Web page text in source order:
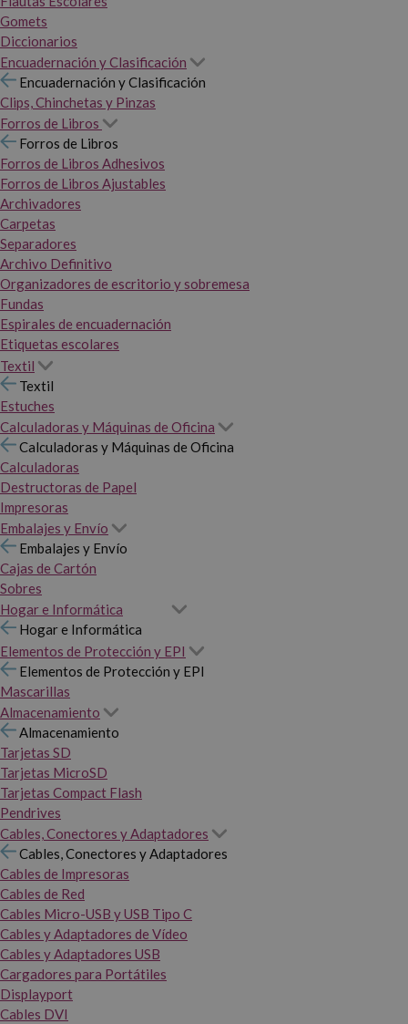
Gomets
Diccionarios
Encuadernación y Clasificación
Encuadernación y Clasificación
Clips, Chinchetas y Pinzas
Forros de Libros
Forros de Libros
Forros de Libros Adhesivos
Forros de Libros Ajustables
Archivadores
Carpetas
Separadores
Archivo Definitivo
Organizadores de escritorio y sobremesa
Fundas
Espirales de encuadernación
Etiquetas escolares
Textil
Textil
Estuches
Calculadoras y Máquinas de Oficina
Calculadoras y Máquinas de Oficina
Calculadoras
Destructoras de Papel
Impresoras
Embalajes y Envío
Embalajes y Envío
Cajas de Cartón
Sobres
Hogar e Informática
Hogar e Informática
Elementos de Protección y EPI
Elementos de Protección y EPI
Mascarillas
Almacenamiento
Almacenamiento
Tarjetas SD
Tarjetas MicroSD
Tarjetas Compact Flash
Pendrives
Cables, Conectores y Adaptadores
Cables, Conectores y Adaptadores
Cables de Impresoras
Cables de Red
Cables Micro-USB y USB Tipo C
Cables y Adaptadores de Vídeo
Cables y Adaptadores USB
Cargadores para Portátiles
Displayport
Cables DVI